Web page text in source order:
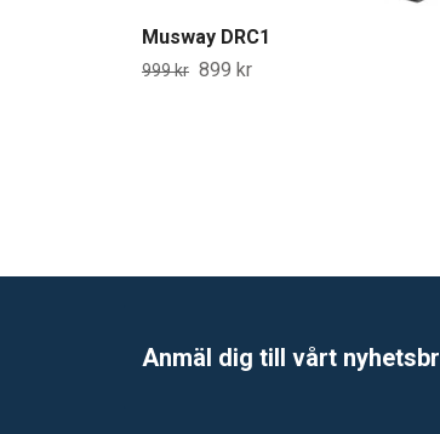
Musway DRC1
999 kr 899 kr
Anmäl dig till vårt